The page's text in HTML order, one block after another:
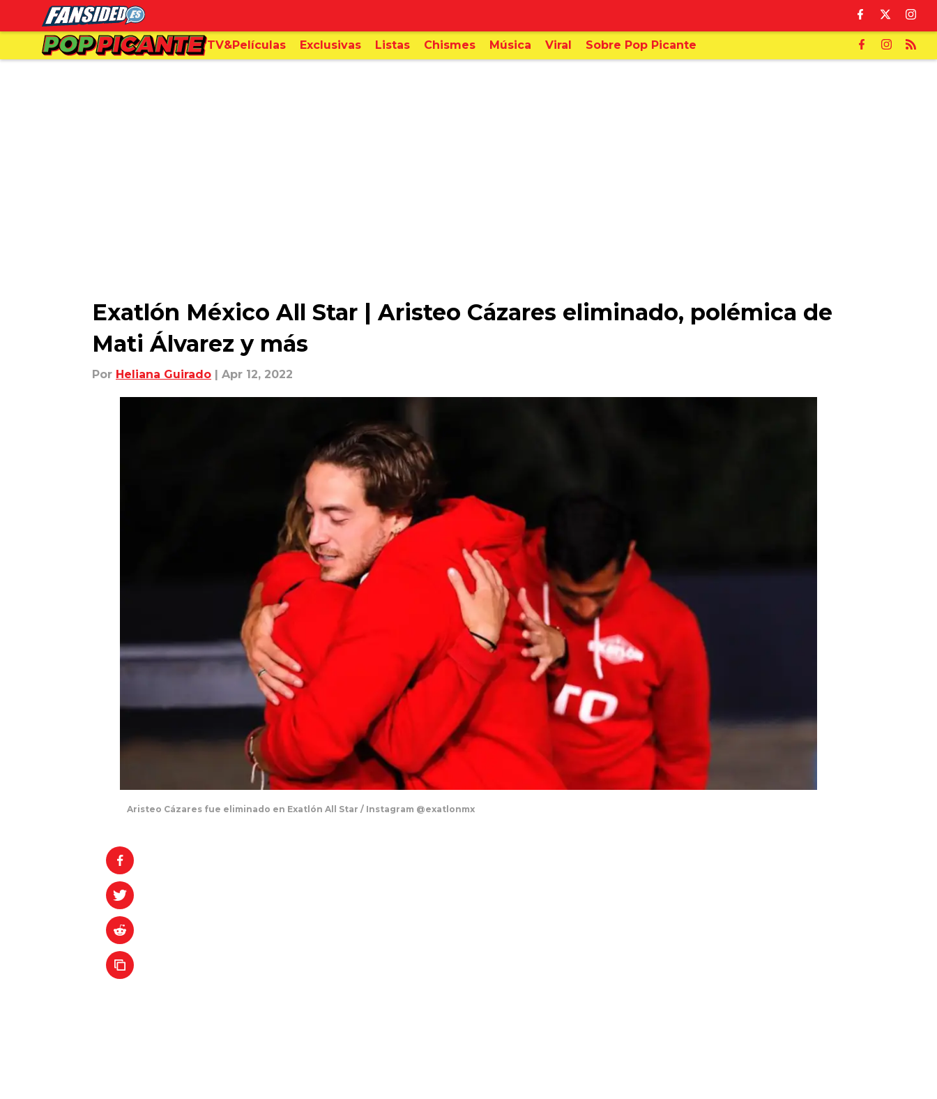
TV&Películas Exclusivas Listas Chismes Música Viral Sobre Pop Picante
Exatlón México All Star | Aristeo Cázares eliminado, polémica de
Mati Álvarez y más
Por Heliana Guirado | Apr 12, 2022
Aristeo Cázares fue eliminado en Exatlón All Star / Instagram @exatlonmx